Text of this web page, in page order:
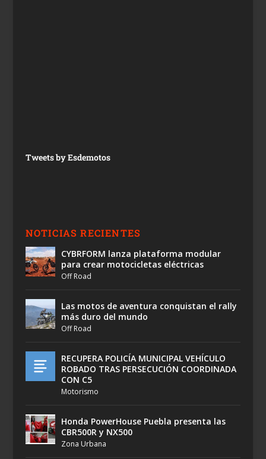
Tweets by Esdemotos
NOTICIAS RECIENTES
CYBRFORM lanza plataforma modular
para crear motocicletas eléctricas
Off Road
Las motos de aventura conquistan el rally
más duro del mundo
Off Road
RECUPERA POLICÍA MUNICIPAL VEHÍCULO
ROBADO TRAS PERSECUCIÓN COORDINADA
CON C5
Motorismo
Honda PowerHouse Puebla presenta las
CBR500R y NX500
Zona Urbana